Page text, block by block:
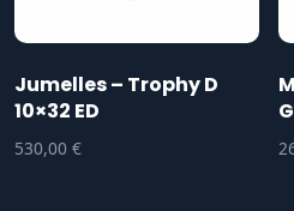
Jumelles – Trophy D
10×32 ED
530,00 €